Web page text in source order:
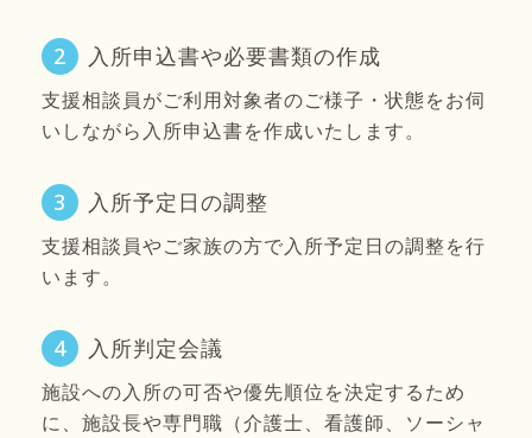
2 入所申込書や必要書類の作成
支援相談員がご利用対象者のご様子・状態をお伺
いしながら入所申込書を作成いたします。
3 入所予定日の調整
支援相談員やご家族の方で入所予定日の調整を行
います。
4 入所判定会議
施設への入所の可否や優先順位を決定するため
に、施設長や専門職（介護士、看護師、ソーシャ